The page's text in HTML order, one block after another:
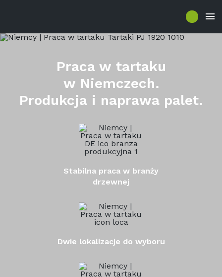
Praca w tartaku
w Niemczech.
Produkcja i naprawa palet.
Stabilna praca w branży
drzewnej
Dwie lokalizacje do wyboru